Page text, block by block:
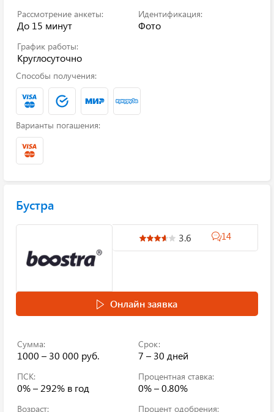
Рассмотрение анкеты:
До 15 минут
Идентификация:
Фото
График работы:
Круглосуточно
Способы получения:
Варианты погашения:
Бустра
3.6 14
Онлайн заявка
Сумма:
1000 – 30 000 руб.
Срок:
7 – 30 дней
ПСК:
0% – 292% в год
Процентная ставка:
0% – 0.80%
Возраст: Процент одобрения: